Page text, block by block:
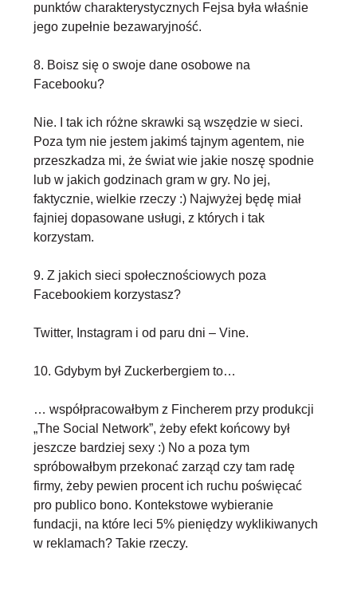
punktów charakterystycznych Fejsa była właśnie
jego zupełnie bezawaryjność.
8. Boisz się o swoje dane osobowe na
Facebooku?
Nie. I tak ich różne skrawki są wszędzie w sieci.
Poza tym nie jestem jakimś tajnym agentem, nie
przeszkadza mi, że świat wie jakie noszę spodnie
lub w jakich godzinach gram w gry. No jej,
faktycznie, wielkie rzeczy :) Najwyżej będę miał
fajniej dopasowane usługi, z których i tak
korzystam.
9. Z jakich sieci społecznościowych poza
Facebookiem korzystasz?
Twitter, Instagram i od paru dni – Vine.
10. Gdybym był Zuckerbergiem to…
… współpracowałbym z Fincherem przy produkcji
„The Social Network”, żeby efekt końcowy był
jeszcze bardziej sexy :) No a poza tym
spróbowałbym przekonać zarząd czy tam radę
firmy, żeby pewien procent ich ruchu poświęcać
pro publico bono. Kontekstowe wybieranie
fundacji, na które leci 5% pieniędzy wyklikiwanych
w reklamach? Takie rzeczy.